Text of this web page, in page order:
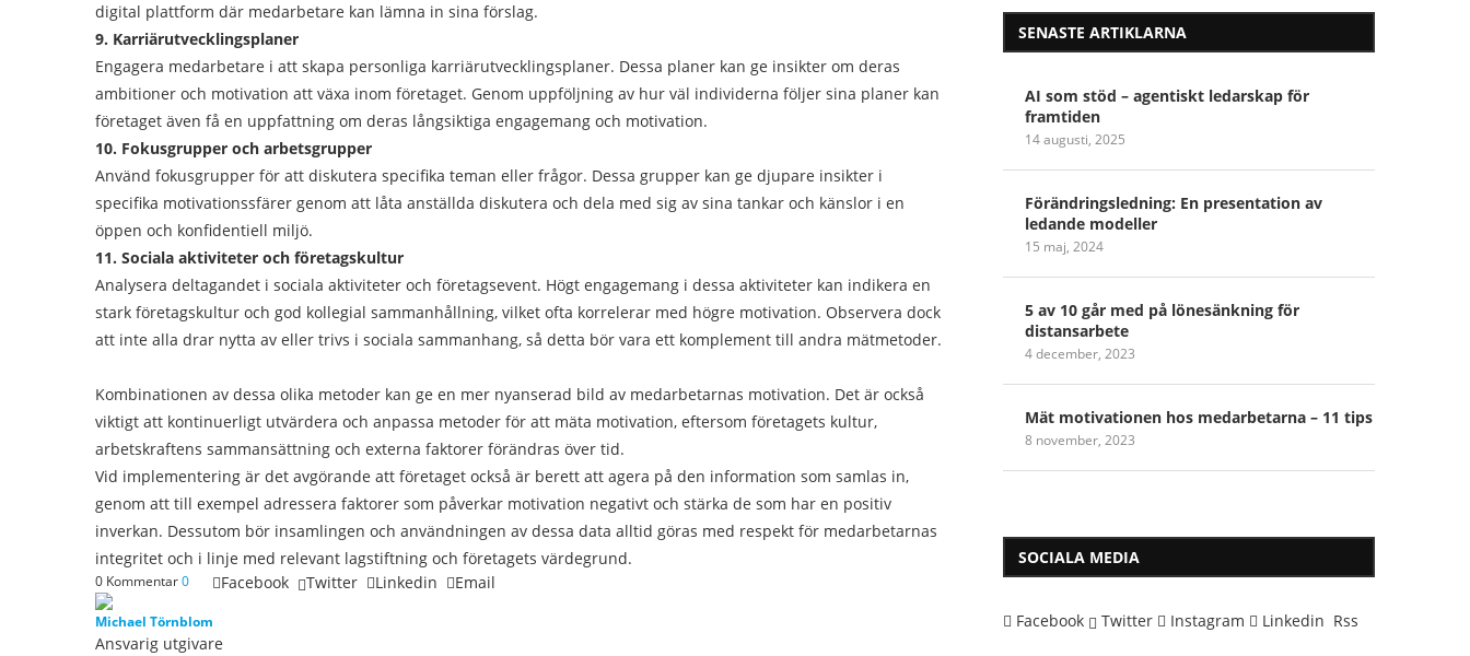
digital plattform där medarbetare kan lämna in sina förslag.
9. Karriärutvecklingsplaner
Engagera medarbetare i att skapa personliga karriärutvecklingsplaner. Dessa planer kan ge insikter om deras
ambitioner och motivation att växa inom företaget. Genom uppföljning av hur väl individerna följer sina planer kan
företaget även få en uppfattning om deras långsiktiga engagemang och motivation.
10. Fokusgrupper och arbetsgrupper
Använd fokusgrupper för att diskutera specifika teman eller frågor. Dessa grupper kan ge djupare insikter i
specifika motivationssfärer genom att låta anställda diskutera och dela med sig av sina tankar och känslor i en
öppen och konfidentiell miljö.
11. Sociala aktiviteter och företagskultur
Analysera deltagandet i sociala aktiviteter och företagsevent. Högt engagemang i dessa aktiviteter kan indikera en
stark företagskultur och god kollegial sammanhållning, vilket ofta korrelerar med högre motivation. Observera dock
att inte alla drar nytta av eller trivs i sociala sammanhang, så detta bör vara ett komplement till andra mätmetoder.
Kombinationen av dessa olika metoder kan ge en mer nyanserad bild av medarbetarnas motivation. Det är också
viktigt att kontinuerligt utvärdera och anpassa metoder för att mäta motivation, eftersom företagets kultur,
arbetskraftens sammansättning och externa faktorer förändras över tid.
Vid implementering är det avgörande att företaget också är berett att agera på den information som samlas in,
genom att till exempel adressera faktorer som påverkar motivation negativt och stärka de som har en positiv
inverkan. Dessutom bör insamlingen och användningen av dessa data alltid göras med respekt för medarbetarnas
integritet och i linje med relevant lagstiftning och företagets värdegrund.
0 Kommentar0 Facebook Twitter Linkedin Email
Michael Törnblom
Ansvarig utgivare
SENASTE ARTIKLARNA
AI som stöd – agentiskt ledarskap för
framtiden
14 augusti, 2025
Förändringsledning: En presentation av
ledande modeller
15 maj, 2024
5 av 10 går med på lönesänkning för
distansarbete
4 december, 2023
Mät motivationen hos medarbetarna – 11 tips
8 november, 2023
SOCIALA MEDIA
Facebook Twitter Instagram Linkedin Rss